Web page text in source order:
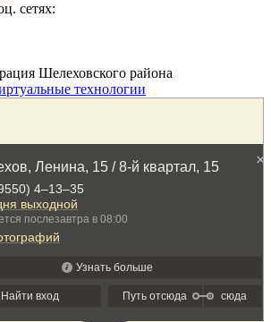
сетях:
Шелеховского района
технологии